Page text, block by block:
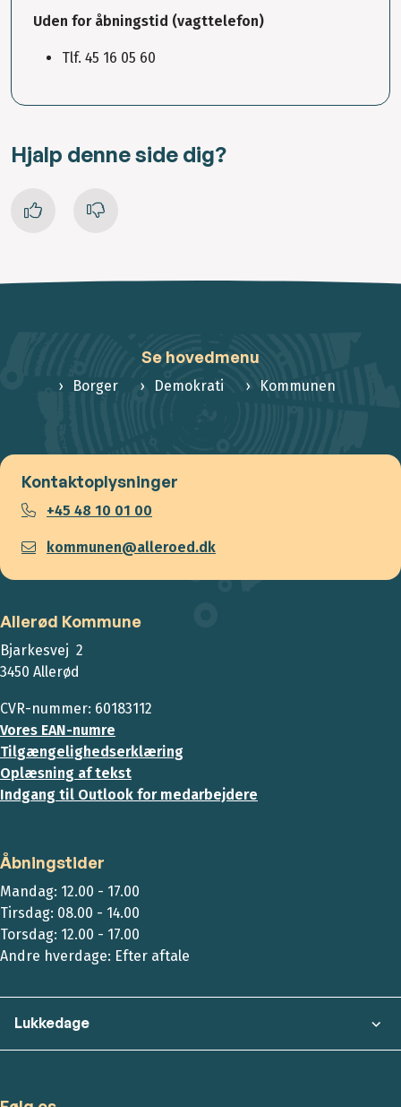
Uden for åbningstid (vagttelefon)
Tlf. 45 16 05 60
Hjalp denne side dig?
Se hovedmenu
Borger Demokrati Kommunen
Kontaktoplysninger
+45 48 10 01 00
kommunen@alleroed.dk
Allerød Kommune
Bjarkesvej 2
3450 Allerød
CVR-nummer: 60183112
Vores EAN-numre
Tilgængelighedserklæring
Oplæsning af tekst
Indgang til Outlook for medarbejdere
Åbningstider
Mandag: 12.00 - 17.00
Tirsdag: 08.00 - 14.00
Torsdag: 12.00 - 17.00
Andre hverdage: Efter aftale
Lukkedage